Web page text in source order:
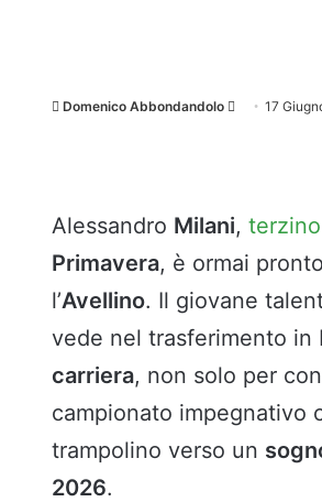
Domenico Abbondandolo
Invia 17
Alessandro Milani,
Primavera, è ormai
l’Avellino. Il giovane
vede nel trasferimento in
carriera, non solo per
campionato impegnativo
trampolino verso un
2026.